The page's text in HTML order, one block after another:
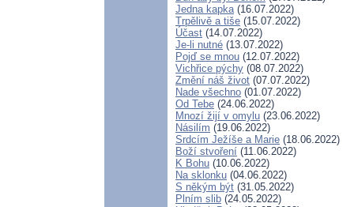
Jedna kapka(16.07.2022)
Trpělivě a tiše (15.07.2022)
Účast (14.07.2022)
Je-li nutné (13.07.2022)
Pojď se mnou (12.07.2022)
Vichřice pýchy (08.07.2022)
Změní náš život (07.07.2022)
Nade všechno (01.07.2022)
Od Tebe (24.06.2022)
Mnozí žijí v omylu (23.06.2022)
Násilím (19.06.2022)
Srdcím Ježíše a Marie (18.06.2022)
Boží stvoření (11.06.2022)
K Bohu (10.06.2022)
Na sklonku (04.06.2022)
S někým být (31.05.2022)
Plním slib (24.05.2022)